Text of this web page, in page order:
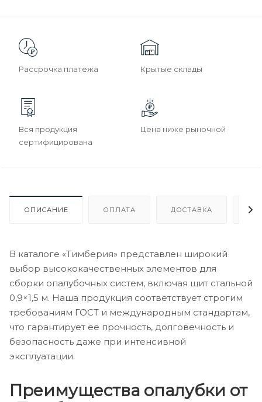
Рассрочка платежа Крытые склады
Вся продукция
сертифицирована
Цена ниже рыночной
ОПИСАНИЕ ОПЛАТА ДОСТАВКА
В каталоге «Тимберия» представлен широкий
выбор высококачественных элементов для
сборки опалубочных систем, включая щит стальной
0,9×1,5 м. Наша продукция соответствует строгим
требованиям ГОСТ и международным стандартам,
что гарантирует ее прочность, долговечность и
безопасность даже при интенсивной
эксплуатации.
Преимущества опалубки от